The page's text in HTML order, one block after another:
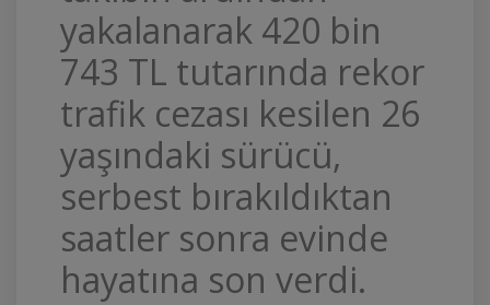
yakalanarak 420 bin
743 TL tutarında rekor
trafik cezası kesilen 26
yaşındaki sürücü,
serbest bırakıldıktan
saatler sonra evinde
hayatına son verdi.